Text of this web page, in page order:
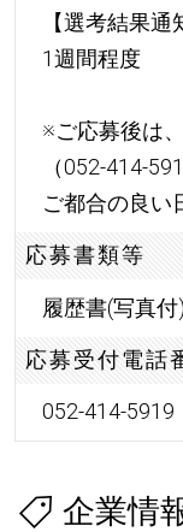
【選考結果通
1週間程度
※ご応募後は
（052-414-
ご都合の良い
応募書類等
履歴書(写真
応募受付電話
052-414-5919
企業情